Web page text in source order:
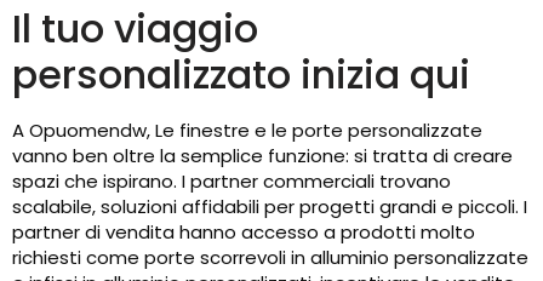
Il tuo viaggio
personalizzato inizia qui
A Opuomendw, Le finestre e le porte personalizzate
vanno ben oltre la semplice funzione: si tratta di creare
spazi che ispirano. I partner commerciali trovano
scalabile, soluzioni affidabili per progetti grandi e piccoli. I
partner di vendita hanno accesso a prodotti molto
richiesti come porte scorrevoli in alluminio personalizzate